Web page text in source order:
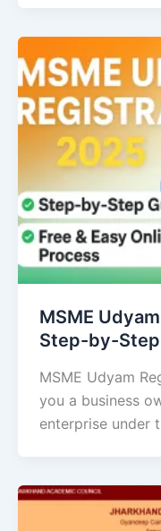
MSME
Step-by-
MSME Udyam
you a business
enterprise under